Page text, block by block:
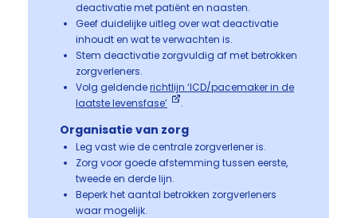
deactivatie met patiënt en naasten.
Geef duidelijke uitleg over wat deactivatie
inhoudt en wat te verwachten is.
Stem deactivatie zorgvuldig af met betrokken
zorgverleners.
Volg geldenderichtlijn ‘ICD/pacemaker in de
laatste levensfase’
.
Organisatie van zorg
Leg vast wie de centrale zorgverlener is.
Zorg voor goede afstemming tussen eerste,
tweede en derde lijn.
Beperk het aantal betrokken zorgverleners
waar mogelijk.